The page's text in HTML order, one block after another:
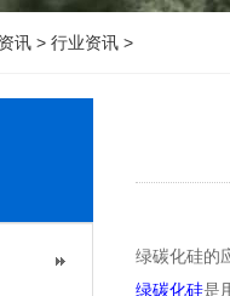
讯 > 行业资讯 >
绿碳化硅的
绿碳化硅是